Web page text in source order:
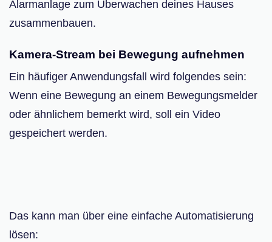
Alarmanlage zum Überwachen deines Hauses
zusammenbauen.
Kamera-Stream bei Bewegung aufnehmen
Ein häufiger Anwendungsfall wird folgendes sein:
Wenn eine Bewegung an einem Bewegungsmelder
oder ähnlichem bemerkt wird, soll ein Video
gespeichert werden.
Das kann man über eine einfache Automatisierung
lösen: